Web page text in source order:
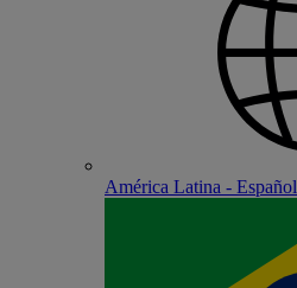
América Latina - Español